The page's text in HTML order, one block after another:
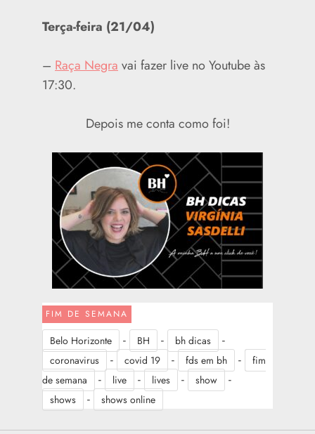
Terça-feira (21/04)
– Raça Negra vai fazer live no Youtube às
17:30.
Depois me conta como foi!
FIM DE SEMANA
Belo Horizonte - BH - bh dicas -
coronavirus - covid 19 - fds em bh -
fim
de semana
- live - lives - show -
shows - shows online